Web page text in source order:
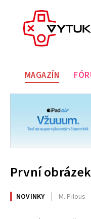
MAGAZÍN
První
NOVINKY M. Pilous